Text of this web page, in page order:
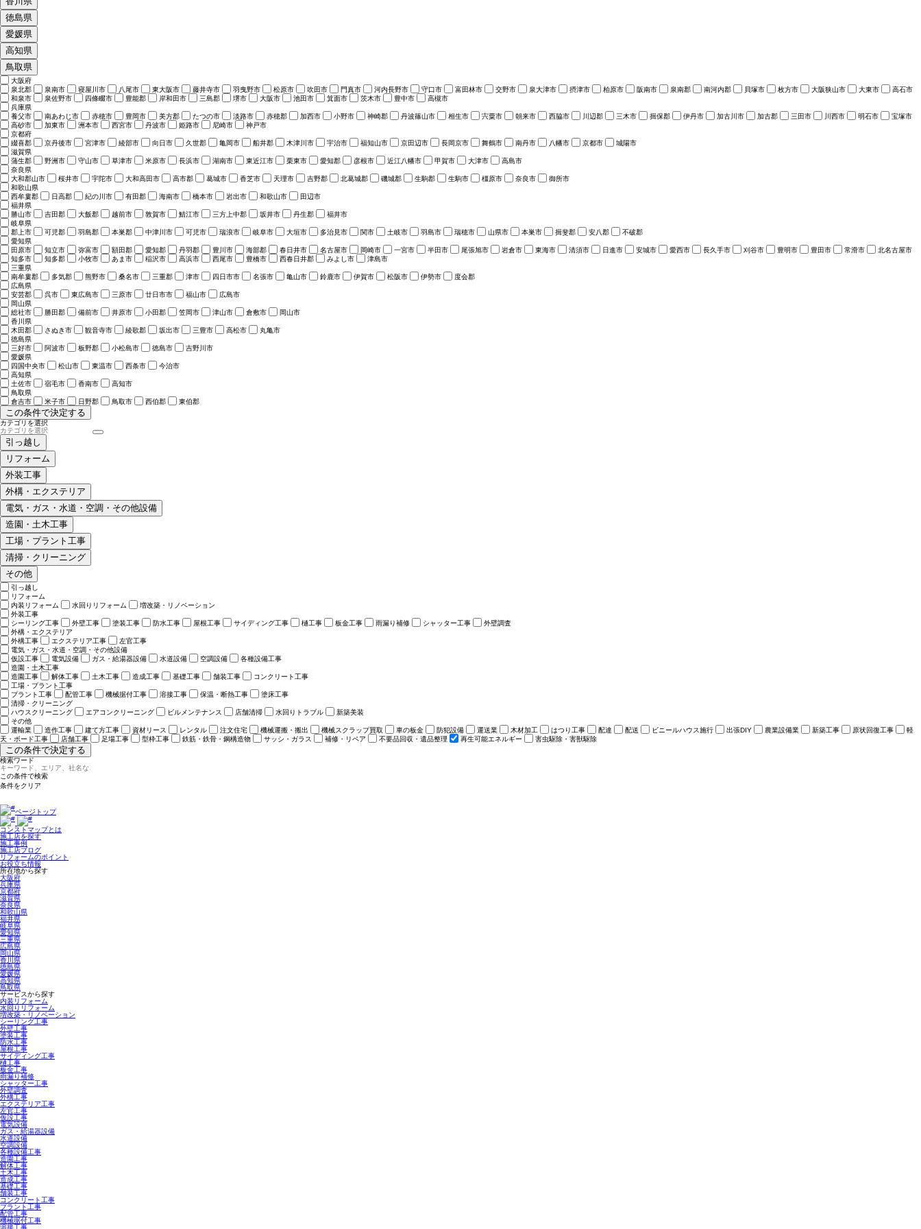
徳島県
愛媛県
高知県
鳥取県
大阪府
泉北郡
泉南市 寝屋川市 八尾市 東大阪市 藤井寺市 羽曳野市 松原市 吹田市 門真市 河内長野市 守口市 富田林市 交野市 泉大津市 摂津市 柏原市 阪南市 泉南郡 南河内郡 貝塚市 枚方市 大阪狭山市 大東市
高石市
和泉市
泉佐野市 四條畷市 豊能郡 岸和田市 三島郡 堺市 大阪市 池田市 箕面市 茨木市 豊中市
高槻市
兵庫県
養父市
南あわじ市 赤穂市 豊岡市 美方郡 たつの市 淡路市 赤穂郡 加西市 小野市 神崎郡 丹波篠山市 相生市 宍粟市 朝来市 西脇市 川辺郡 三木市 揖保郡 伊丹市 加古川市 加古郡 三田市 川西市 明石市
宝塚市
高砂市
加東市 洲本市 西宮市 丹波市 姫路市 尼崎市
神戸市
京都府
綴喜郡
京丹後市 宮津市 綾部市 向日市 久世郡 亀岡市 船井郡 木津川市 宇治市 福知山市 京田辺市 長岡京市 舞鶴市 南丹市 八幡市 京都市
城陽市
滋賀県
蒲生郡
野洲市 守山市 草津市 米原市 長浜市 湖南市 東近江市 栗東市 愛知郡 彦根市 近江八幡市 甲賀市 大津市
高島市
奈良県
大和郡山市
桜井市 宇陀市 大和高田市 高市郡 葛城市 香芝市 天理市 吉野郡 北葛城郡 磯城郡 生駒郡 生駒市 橿原市 奈良市
御所市
和歌山県
西牟婁郡
日高郡 紀の川市 有田郡 海南市 橋本市 岩出市 和歌山市
田辺市
福井県
勝山市
吉田郡 大飯郡 越前市 敦賀市 鯖江市 三方上中郡 坂井市 丹生郡
福井市
岐阜県
郡上市
可児郡 羽島郡 本巣郡 中津川市 可児市 瑞浪市 岐阜市 大垣市 多治見市 関市 土岐市 羽島市 瑞穂市 山県市 本巣市 揖斐郡 安八郡
不破郡
愛知県
田原市
知立市 弥富市 額田郡 愛知郡 丹羽郡 豊川市 海部郡 春日井市 名古屋市 岡崎市 一宮市 半田市 尾張旭市 岩倉市 東海市 清須市 日進市 安城市 愛西市 長久手市 刈谷市 豊明市 豊田市 常滑市
北名古屋市
知多市
知多郡 小牧市 あま市 稲沢市 高浜市 西尾市 豊橋市 西春日井郡 みよし市
津島市
三重県
南牟婁郡
多気郡 熊野市 桑名市 三重郡 津市 四日市市 名張市 亀山市 鈴鹿市 伊賀市 松阪市 伊勢市
度会郡
広島県
安芸郡
呉市 東広島市 三原市 廿日市市 福山市
広島市
岡山県
総社市
勝田郡 備前市 井原市 小田郡 笠岡市 津山市 倉敷市
岡山市
香川県
木田郡
さぬき市 観音寺市 綾歌郡 坂出市 三豊市 高松市
丸亀市
徳島県
三好市
阿波市 板野郡 小松島市 徳島市
吉野川市
愛媛県
四国中央市
松山市 東温市 西条市
今治市
高知県
土佐市
宿毛市 香南市
高知市
鳥取県
倉吉市
米子市 日野郡 鳥取市 西伯郡 東伯郡
この条件で決定する
カテゴリを選択
引っ越し
リフォーム
外装工事
外構・エクステリア
電気・ガス・水道・空調・その他設備
造園・土木工事
工場・プラント工事
清掃・クリーニング
その他
引っ越し
リフォーム
内装リフォーム
水回りリフォーム
増改築・リノベーション
外装工事
シーリング工事
外壁工事 塗装工事 防水工事 屋根工事 サイディング工事 樋工事 板金工事 雨漏り補修 シャッター工事
外壁調査
外構・エクステリア
外構工事
エクステリア工事
左官工事
電気・ガス・水道・空調・その他設備
仮設工事
電気設備 ガス・給湯器設備 水道設備 空調設備
各種設備工事
造園・土木工事
造園工事
解体工事 土木工事 造成工事 基礎工事 舗装工事
コンクリート工事
工場・プラント工事
プラント工事
配管工事 機械据付工事 溶接工事 保温・断熱工事
塗床工事
清掃・クリーニング
ハウスクリーニング
エアコンクリーニング ビルメンテナンス 店舗清掃 水回りトラブル
新築美装
その他
運輸業
造作工事 建て方工事 資材リース レンタル 注文住宅 機械運搬・搬出 機械スクラップ買取 車の板金 防犯設備 運送業 木材加工 はつり工事 配達 配送 ビニールハウス施行 出張DIY 農業設備業 新築工事 原状回復工事
軽
天・ボード工事
店舗工事 足場工事 型枠工事 鉄筋・鉄骨・鋼構造物 サッシ・ガラス 補修・リペア 不要品回収・遺品整理 再生可能エネルギー 害虫駆除・害獣駆除
この条件で決定する
検索ワード
ページトップ
コンストマップとは
施工店を探す
施工事例
施工店ブログ
リフォームのポイント
お役立ち情報
所在地から探す
大阪府
兵庫県
京都府
滋賀県
奈良県
和歌山県
福井県
岐阜県
愛知県
三重県
広島県
岡山県
香川県
徳島県
愛媛県
高知県
鳥取県
サービスから探す
内装リフォーム
水回りリフォーム
増改築・リノベーション
シーリング工事
外壁工事
塗装工事
防水工事
屋根工事
サイディング工事
樋工事
板金工事
雨漏り補修
シャッター工事
外壁調査
外構工事
エクステリア工事
左官工事
仮設工事
電気設備
ガス・給湯器設備
水道設備
空調設備
各種設備工事
造園工事
解体工事
土木工事
造成工事
基礎工事
舗装工事
コンクリート工事
プラント工事
配管工事
機械据付工事
溶接工事